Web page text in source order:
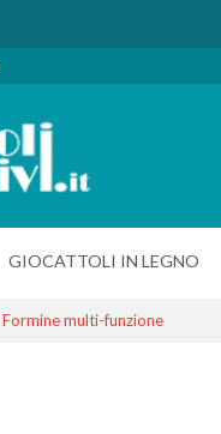
GIOCATTOLI IN LEGNO
Formine multi-funzione